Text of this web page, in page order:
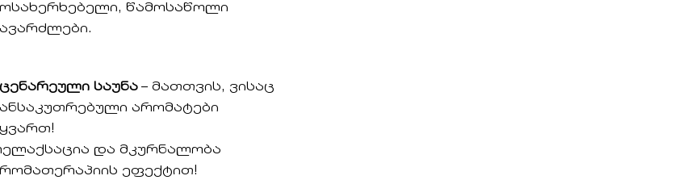
წამოსაწოლი
საუნა – მათთვის, ვისაც
არომატები
და მკურნალობა
ეფექტით!